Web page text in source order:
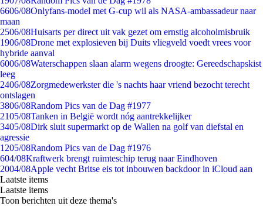
6606/08Onlyfans-model met G-cup wil als NASA-ambassadeur naar
maan
2506/08Huisarts per direct uit vak gezet om ernstig alcoholmisbruik
1906/08Drone met explosieven bij Duits vliegveld voedt vrees voor
hybride aanval
6006/08Waterschappen slaan alarm wegens droogte: Gereedschapskist
leeg
2406/08Zorgmedewerkster die 's nachts haar vriend bezocht terecht
ontslagen
3806/08Random Pics van de Dag #1977
2105/08Tanken in België wordt nóg aantrekkelijker
3405/08Dirk sluit supermarkt op de Wallen na golf van diefstal en
agressie
1205/08Random Pics van de Dag #1976
604/08Kraftwerk brengt ruimteschip terug naar Eindhoven
2004/08Apple vecht Britse eis tot inbouwen backdoor in iCloud aan
Laatste items
Laatste items
Toon berichten uit deze thema's